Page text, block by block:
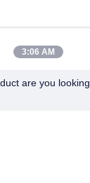
Links
3:06 AM
are you looking